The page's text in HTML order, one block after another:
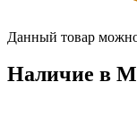
Данный товар можно
Наличие в